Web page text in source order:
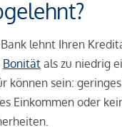
lehnt Ihren
Bonitätals zu niedrig
können sein:
Einkommen oder